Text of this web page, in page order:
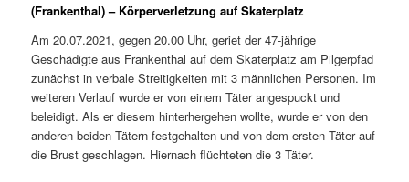
(Frankenthal) – Körperverletzung auf Skaterplatz
Am 20.07.2021, gegen 20.00 Uhr, geriet der 47-jährige
Geschädigte aus Frankenthal auf dem Skaterplatz am Pilgerpfad
zunächst in verbale Streitigkeiten mit 3 männlichen Personen. Im
weiteren Verlauf wurde er von einem Täter angespuckt und
beleidigt. Als er diesem hinterhergehen wollte, wurde er von den
anderen beiden Tätern festgehalten und von dem ersten Täter auf
die Brust geschlagen. Hiernach flüchteten die 3 Täter.